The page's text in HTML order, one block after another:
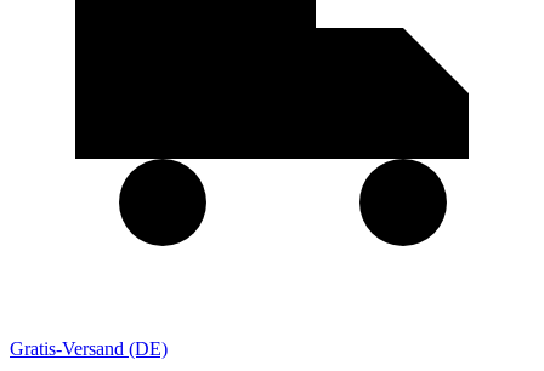
Gratis-Versand (DE)